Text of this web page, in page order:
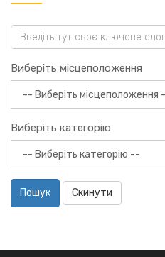
Виберіть місцеположення
Виберіть категорію
Пошук Скинути